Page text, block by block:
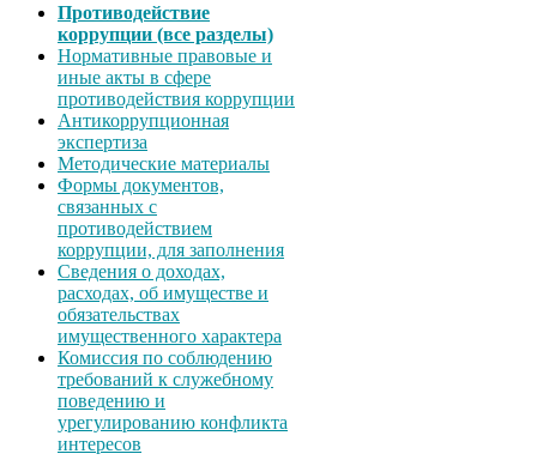
Противодействие
коррупции (все разделы)
Нормативные правовые и
иные акты в сфере
противодействия коррупции
Антикоррупционная
экспертиза
Методические материалы
Формы документов,
связанных с
противодействием
коррупции, для заполнения
Сведения о доходах,
расходах, об имуществе и
обязательствах
имущественного характера
Комиссия по соблюдению
требований к служебному
поведению и
урегулированию конфликта
интересов